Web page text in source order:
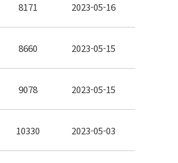
8171 2023-05-16
8660 2023-05-15
9078 2023-05-15
10330 2023-05-03